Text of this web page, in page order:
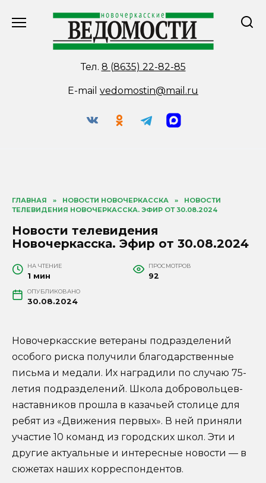
Тел. 8 (8635) 22-82-85
E-mail vedomostin@mail.ru
ГЛАВНАЯ » НОВОСТИ НОВОЧЕРКАССКА »
НОВОСТИ
ТЕЛЕВИДЕНИЯ НОВОЧЕРКАССКА. ЭФИР ОТ 30.08.2024
Новости телевидения
Новочеркасска. Эфир от 30.08.2024
НА ЧТЕНИЕ
1 мин
ПРОСМОТРОВ
92
ОПУБЛИКОВАНО
30.08.2024
Новочеркасские ветераны подразделений
особого риска получили благодарственные
письма и медали. Их наградили по случаю 75-
летия подразделений. Школа добровольцев-
наставников прошла в казачьей столице для
ребят из «Движения первых». В ней приняли
участие 10 команд из городских школ. Эти и
другие актуальные и интересные новости — в
сюжетах наших корреспондентов.